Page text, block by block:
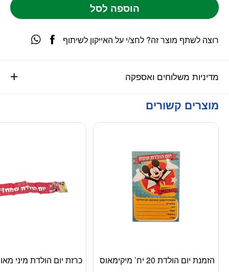
הוספה לסל
מדיניות משלוחים ואספקה
רוצה לשתף מוצר זה? לחצ/י על האייקון לשיתוף
מוצרים קשורים
הזמנת יום הולדת 20 יח’ מיקימאוס כרזת יום הולדת מיני